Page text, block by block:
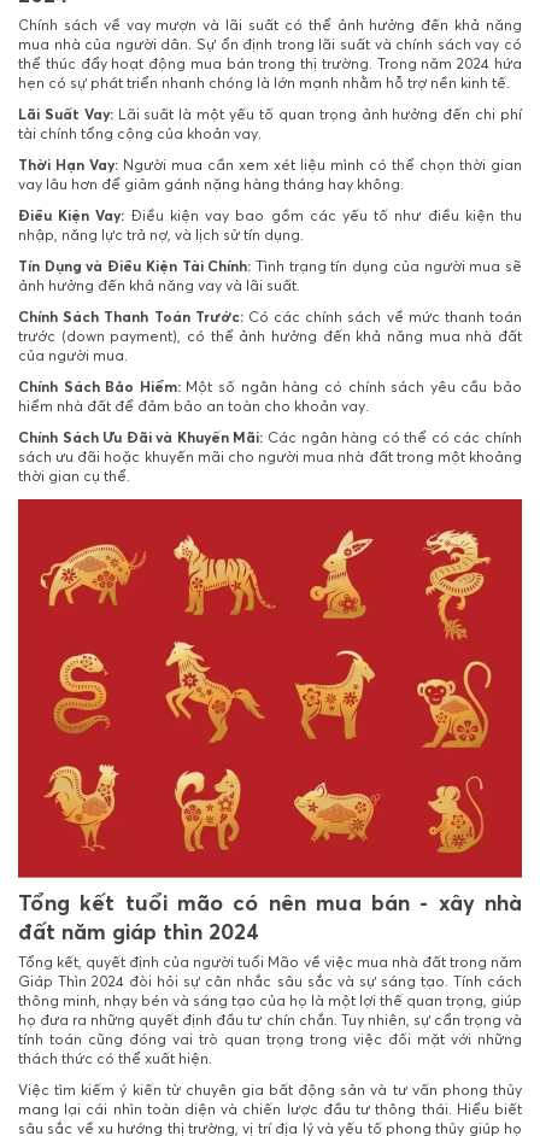
Chính sách về vay mượn và lãi suất có thể ảnh hưởng đến khả năng
mua nhà của người dân. Sự ổn định trong lãi suất và chính sách vay có
thể thúc đẩy hoạt động mua bán trong thị trường. Trong năm 2024 hứa
hẹn có sự phát triển nhanh chóng là lớn mạnh nhằm hỗ trợ nền kinh tế.
Lãi Suất Vay:Lãi suất là một yếu tố quan trọng ảnh hưởng đến chi phí
tài chính tổng cộng của khoản vay.
Thời Hạn Vay: Người mua cần xem xét liệu mình có thể chọn thời gian
vay lâu hơn để giảm gánh nặng hàng tháng hay không.
Điều Kiện Vay: Điều kiện vay bao gồm các yếu tố như điều kiện thu
nhập, năng lực trả nợ, và lịch sử tín dụng.
Tín Dụng và Điều Kiện Tài Chính: Tình trạng tín dụng của người mua sẽ
ảnh hưởng đến khả năng vay và lãi suất.
Chính Sách Thanh Toán Trước:Có các chính sách về mức thanh toán
trước (down payment), có thể ảnh hưởng đến khả năng mua nhà đất
của người mua.
Chính Sách Bảo Hiểm: Một số ngân hàng có chính sách yêu cầu bảo
hiểm nhà đất để đảm bảo an toàn cho khoản vay.
Chính Sách Ưu Đãi và Khuyến Mãi: Các ngân hàng có thể có các chính
sách ưu đãi hoặc khuyến mãi cho người mua nhà đất trong một khoảng
thời gian cụ thể.
Tổng kết tuổi mão có nên mua bán - xây nhà
đất năm giáp thìn 2024
Tổng kết, quyết định của người tuổi Mão về việc mua nhà đất trong năm
Giáp Thìn 2024 đòi hỏi sự cân nhắc sâu sắc và sự sáng tạo. Tính cách
thông minh, nhạy bén và sáng tạo của họ là một lợi thế quan trọng, giúp
họ đưa ra những quyết định đầu tư chín chắn. Tuy nhiên, sự cẩn trọng và
tính toán cũng đóng vai trò quan trọng trong việc đối mặt với những
thách thức có thể xuất hiện.
Việc tìm kiếm ý kiến từ chuyên gia bất động sản và tư vấn phong thủy
mang lại cái nhìn toàn diện và chiến lược đầu tư thông thái. Hiểu biết
sâu sắc về xu hướng thị trường, vị trí địa lý và yếu tố phong thủy giúp họ